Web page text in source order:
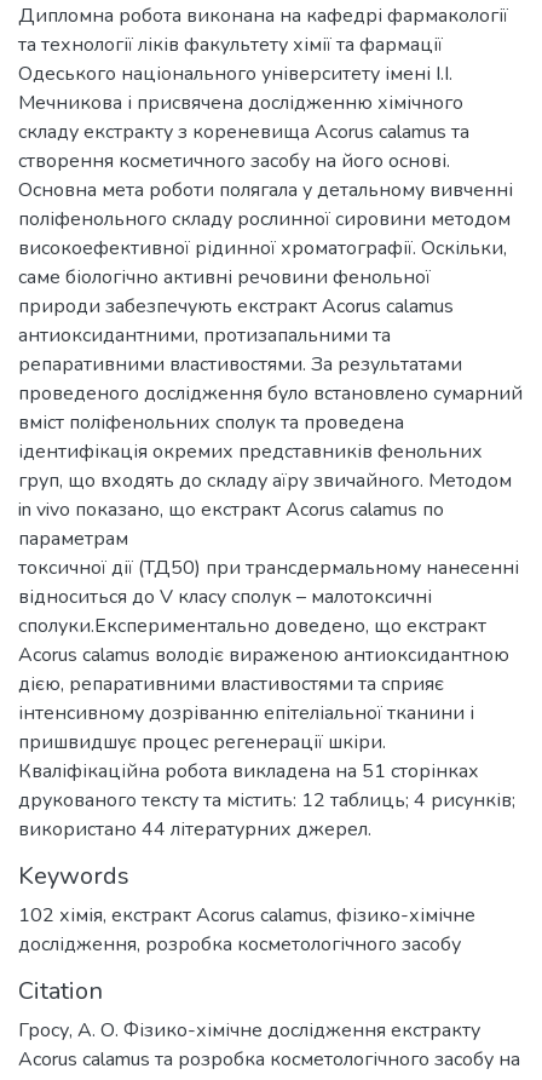
Дипломна робота виконана на кафедрі фармакології
та технології ліків факультету хімії та фармації
Одеського національного університету імені І.І.
Мечникова і присвячена дослідженню хімічного
складу екстракту з кореневища Acorus calamus та
створення косметичного засобу на його основі.
Основна мета роботи полягала у детальному вивченні
поліфенольного складу рослинної сировини методом
високоефективної рідинної хроматографії. Оскільки,
саме біологічно активні речовини фенольної
природи забезпечують екстракт Acorus calamus
антиоксидантними, протизапальними та
репаративними властивостями. За результатами
проведеного дослідження було встановлено сумарний
вміст поліфенольних сполук та проведена
ідентифікація окремих представників фенольних
груп, що входять до складу аїру звичайного. Методом
in vivo показано, що екстракт Acorus calamus по
параметрам
токсичної дії (ТД50) при трансдермальному нанесенні
відноситься до V класу сполук – малотоксичні
сполуки.Експериментально доведено, що екстракт
Acorus calamus володіє вираженою антиоксидантною
дією, репаративними властивостями та сприяє
інтенсивному дозріванню епітеліальної тканини і
пришвидшує процес регенерації шкіри.
Кваліфікаційна робота викладена на 51 сторінках
друкованого тексту та містить: 12 таблиць; 4 рисунків;
використано 44 літературних джерел.
Keywords
102 хімія, екстракт Acorus calamus, фізико-хімічне
дослідження, розробка косметологічного засобу
Citation
Гросу, А. О. Фізико-хімічне дослідження екстракту
Acorus calamus та розробка косметологічного засобу на